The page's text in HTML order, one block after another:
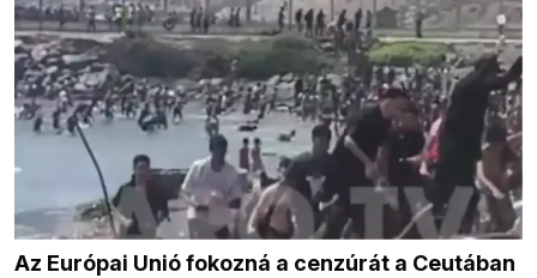
Az Európai Unió fokozná a cenzúrát a Ceutában